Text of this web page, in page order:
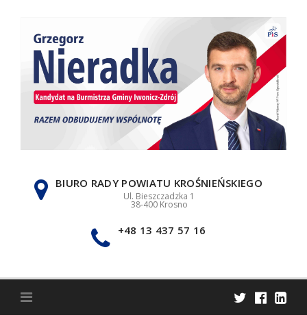
BIURO RADY POWIATU KROŚNIEŃSKIEGO
Ul. Bieszczadzka 1
38-400 Krosno
+48 13 437 57 16